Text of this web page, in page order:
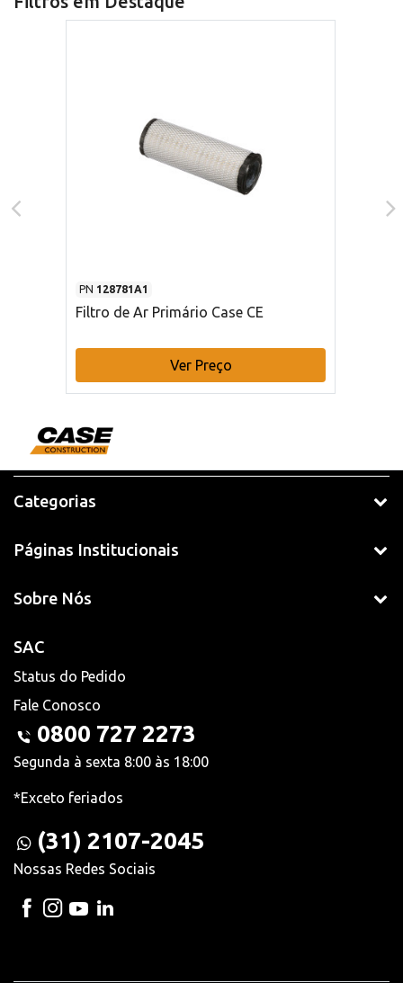
PN 128781A1
Filtro de Ar Primário Case CE
Ver Preço
Categorias
Páginas Institucionais
Sobre Nós
SAC
Status do Pedido
Fale Conosco
0800 727 2273
Segunda à sexta 8:00 às 18:00
*Exceto feriados
(31) 2107-2045
Nossas Redes Sociais